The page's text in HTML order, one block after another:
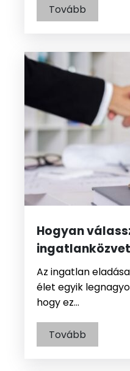
Tovább
Hogyan
Az ingatlan
élet egyik
hogy ez…
Tovább